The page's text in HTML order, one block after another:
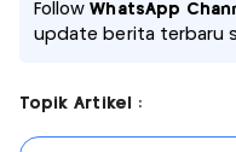
FollowWhatsApp
update berita terbaru
Topik Artikel :